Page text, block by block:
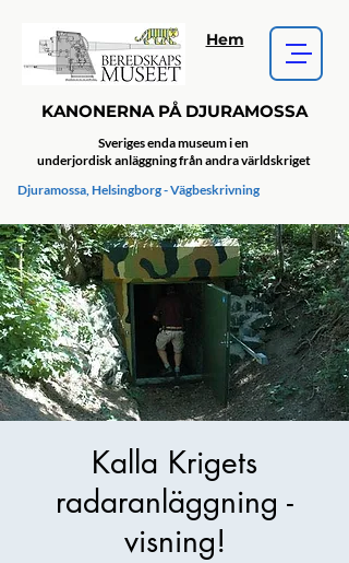
KANONERNA PÅ DJURAMOSSA
Djuramossa, Helsingborg - Vägbeskrivning
Sveriges enda museum i en
underjordisk anläggning från andra världskriget
Hem
Kalla Krigets
radaranläggning -
visning!